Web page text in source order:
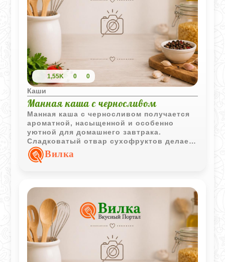
1,55K 0 0
Каши
Манная каша с черносливом
Манная каша с черносливом получается
ароматной, насыщенной и особенно
уютной для домашнего завтрака.
Сладковатый отвар сухофруктов делает
вкус более глубоким и мягким.
Вилка